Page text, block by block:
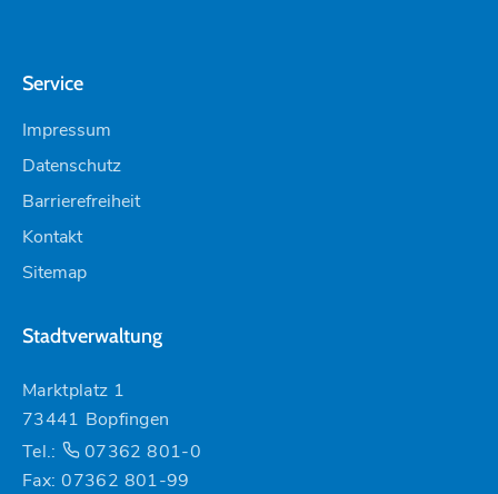
Service
Impressum
Datenschutz
Barrierefreiheit
Kontakt
Sitemap
Stadtverwaltung
Marktplatz 1
73441 Bopfingen
Tel.:
07362 801-0
Fax: 07362 801-99